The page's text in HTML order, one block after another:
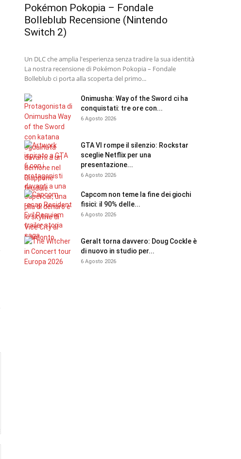
Pokémon Pokopia – Fondale
Bolleblub Recensione (Nintendo
Switch 2)
Un DLC che amplia l'esperienza senza tradire la sua identità
La nostra recensione di Pokémon Pokopia – Fondale
Bolleblub ci porta alla scoperta del primo...
Onimusha: Way of the Sword ci ha
conquistati: tre ore con...
6 Agosto 2026
GTA VI rompe il silenzio: Rockstar
sceglie Netflix per una
presentazione...
6 Agosto 2026
Capcom non teme la fine dei giochi
fisici: il 90% delle...
6 Agosto 2026
Geralt torna davvero: Doug Cockle è
di nuovo in studio per...
6 Agosto 2026